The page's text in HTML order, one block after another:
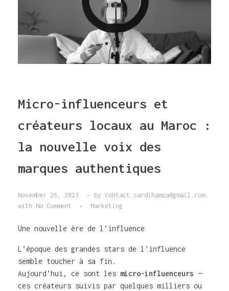
Micro-influenceurs et
créateurs locaux au Maroc :
la nouvelle voix des
marques authentiques
November 26, 2023 by contact.sardihamza@gmail.com
with No Comment Marketing
Une nouvelle ère de l’influence
L’époque des grandes stars de l’influence
semble toucher à sa fin.
Aujourd’hui, ce sont les micro-influenceurs —
ces créateurs suivis par quelques milliers ou